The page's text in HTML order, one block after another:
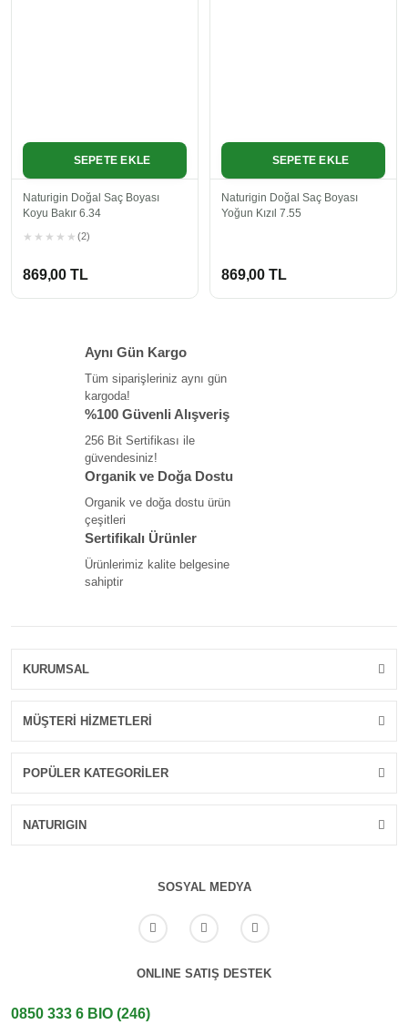
SEPETE EKLE
Naturigin Doğal Saç Boyası
Koyu Bakır 6.34
869,00 TL
(2)
SEPETE EKLE
Naturigin Doğal Saç Boyası
Yoğun Kızıl 7.55
869,00 TL
Aynı Gün Kargo
Tüm siparişleriniz aynı gün
kargoda!
%100 Güvenli Alışveriş
256 Bit Sertifikası ile
güvendesiniz!
Organik ve Doğa Dostu
Organik ve doğa dostu ürün
çeşitleri
Sertifikalı Ürünler
Ürünlerimiz kalite belgesine
sahiptir
KURUMSAL
MÜŞTERİ HİZMETLERİ
POPÜLER KATEGORİLER
NATURIGIN
SOSYAL MEDYA
ONLINE SATIŞ DESTEK
0850 333 6 BIO (246)